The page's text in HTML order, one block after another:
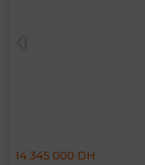
14 345 000 DH